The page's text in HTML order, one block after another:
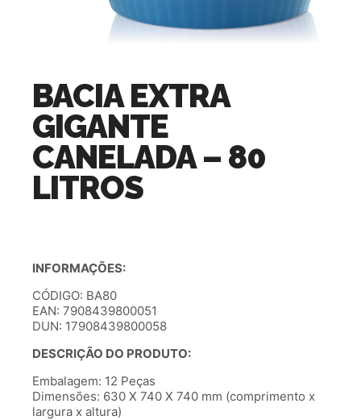
BACIA EXTRA
GIGANTE
CANELADA – 80
LITROS
INFORMAÇÕES:
CÓDIGO: BA80
EAN: 7908439800051
DUN: 17908439800058
DESCRIÇÃO DO PRODUTO:
Embalagem: 12 Peças
Dimensões: 630 X 740 X 740 mm (comprimento x
largura x altura)